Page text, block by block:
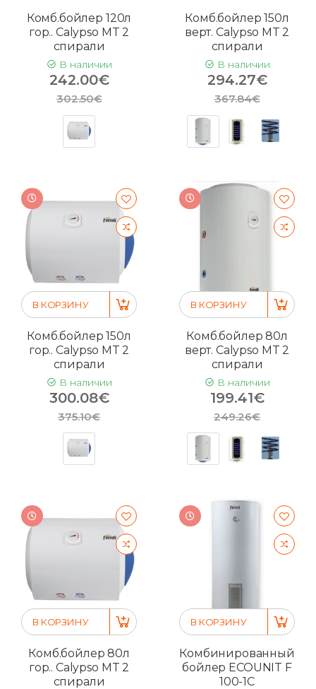
Комб.бойлер 120л
гор.. Calypso MT 2
спирали
В наличии
242.00€
302.50€
Комб.бойлер 150л
верт. Calypso MT 2
спирали
В наличии
294.27€
367.84€
В КОРЗИНУ
Комб.бойлер 150л
гор.. Calypso MT 2
спирали
В наличии
300.08€
375.10€
В КОРЗИНУ
Комб.бойлер 80л
верт. Calypso MT 2
спирали
В наличии
199.41€
249.26€
В КОРЗИНУ
Комб.бойлер 80л
гор.. Calypso MT 2
спирали
В КОРЗИНУ
Комбинированный
бойлер ECOUNIT F
100-1C